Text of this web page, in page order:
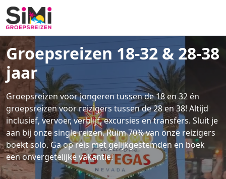
Groepsreizen 18-32 & 28-38
jaar
Groepsreizen voor jongeren tussen de 18 en 32 én
groepsreizen voor reizigers tussen de 28 en 38! Altijd
inclusief, vervoer, verblijf, excursies en transfers. Sluit je
aan bij onze single reizen. Ruim 70% van onze reizigers
boekt solo. Ga op reis met gelijkgestemden en boek
een onvergetelijke vakantie!